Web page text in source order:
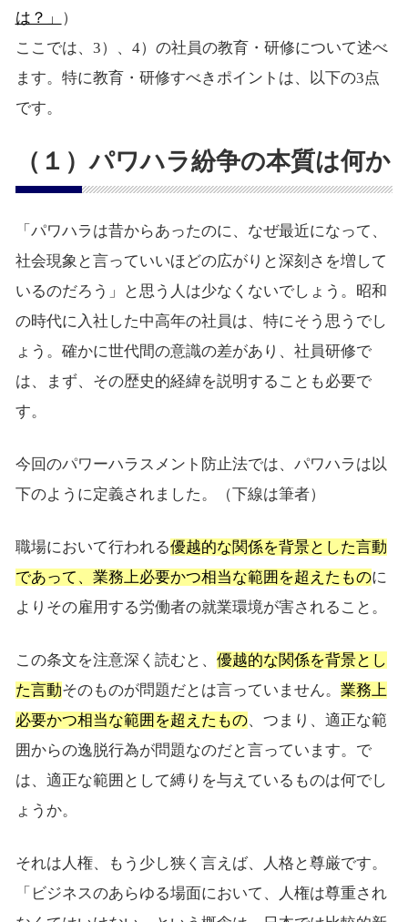
は？」
）
ここでは、3）、4）の社員の教育・研修について述べ
ます。特に教育・研修すべきポイントは、以下の3点
です。
（１）パワハラ紛争の本質は何か
「パワハラは昔からあったのに、なぜ最近になって、
社会現象と言っていいほどの広がりと深刻さを増して
いるのだろう」と思う人は少なくないでしょう。昭和
の時代に入社した中高年の社員は、特にそう思うでし
ょう。確かに世代間の意識の差があり、社員研修で
は、まず、その歴史的経緯を説明することも必要で
す。
今回のパワーハラスメント防止法では、パワハラは以
下のように定義されました。（下線は筆者）
職場において行われる優越的な関係を背景とした言動
であって、業務上必要かつ相当な範囲を超えたものに
よりその雇用する労働者の就業環境が害されること。
この条文を注意深く読むと、 優越的な関係を背景とし
た言動そのものが問題だとは言っていません。 業務上
必要かつ相当な範囲を超えたもの、つまり、適正な範
囲からの逸脱行為が問題なのだと言っています。で
は、適正な範囲として縛りを与えているものは何でし
ょうか。
それは人権、もう少し狭く言えば、人格と尊厳です。
「ビジネスのあらゆる場面において、人権は尊重され